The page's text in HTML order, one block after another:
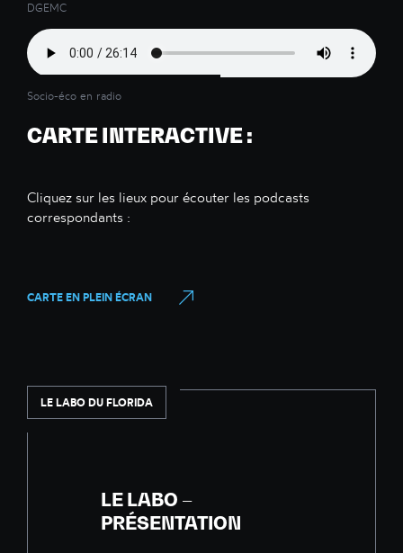
DGEMC
Socio-éco en radio
CARTE INTERACTIVE :
Cliquez sur les lieux pour écouter les podcasts
correspondants :
CARTE EN PLEIN ÉCRAN
LE LABO DU FLORIDA
LE LABO –
PRÉSENTATION